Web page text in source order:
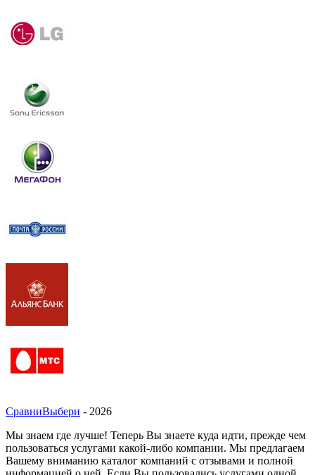
СравниВыбери - 2026
Мы знаем где лучше! Теперь Вы знаете куда идти, прежде чем
пользоваться услугами какой-либо компании. Мы предлагаем
Вашему вниманию каталог компаний с отзывами и полной